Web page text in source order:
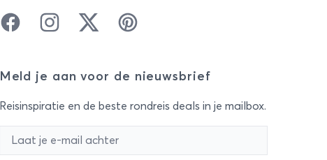
FacebookInstagramTwitter Pinterest
Meld je aan voor de nieuwsbrief
Reisinspiratie en de beste rondreis deals in je mailbox.